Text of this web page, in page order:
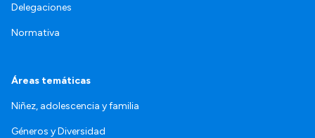
Delegaciones
Normativa
Áreas temáticas
Niñez, adolescencia y familia
Géneros y Diversidad